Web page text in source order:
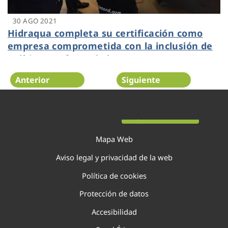
30 AGO 2021
Hidraqua completa su certificación como
empresa comprometida con la inclusión de
políticas en favor de las personas con
discapacidad
Anterior Siguiente
Mapa Web
Aviso legal y privacidad de la web
Política de cookies
Protección de datos
Accesibilidad